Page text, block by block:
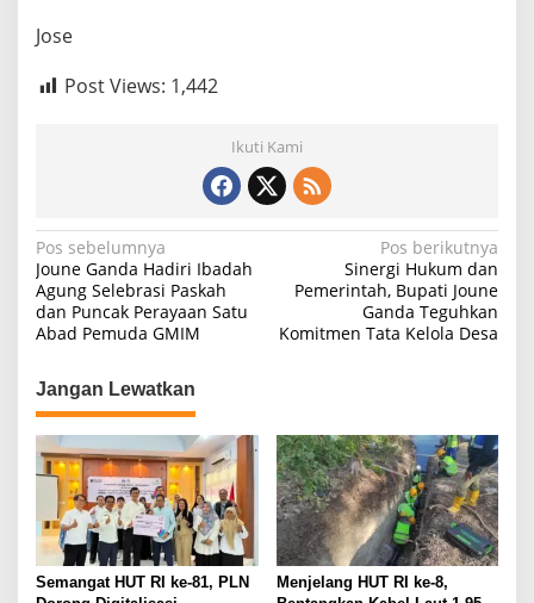
Jose
Post Views: 1,442
Ikuti Kami
Navigasi
pos
Pos sebelumnya
Joune Ganda Hadiri Ibadah
Agung Selebrasi Paskah
dan Puncak Perayaan Satu
Abad Pemuda GMIM
Pos berikutnya
Sinergi Hukum dan
Pemerintah, Bupati Joune
Ganda Teguhkan
Komitmen Tata Kelola Desa
Jangan Lewatkan
Semangat HUT RI ke-81, PLN
Menjelang HUT RI ke-8,